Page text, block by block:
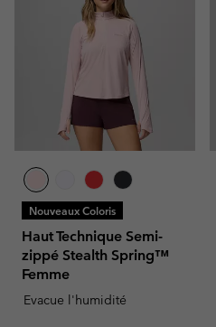
Nouveaux Coloris
Haut Technique Semi-
zippé Stealth Spring™
Femme
Evacue l'humidité